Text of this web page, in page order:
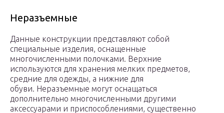
Неразъемные
Данные конструкции представляют собой
специальные изделия, оснащенные
многочисленными полочками. Верхние
используются для хранения мелких предметов,
средние для одежды, а нижние для
обуви. Неразъемные могут оснащаться
дополнительно многочисленными другими
аксессуарами и приспособлениями, существенно